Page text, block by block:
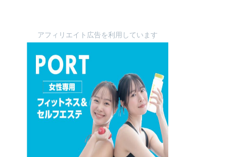
アフィリエイト広告を利用しています